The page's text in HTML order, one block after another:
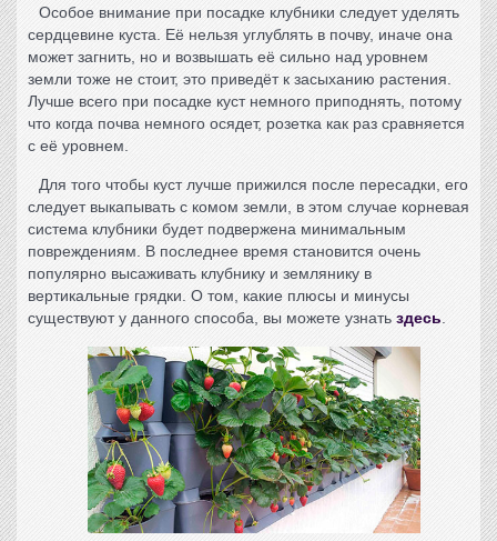
Особое внимание при посадке клубники следует уделять
сердцевине куста. Её нельзя углублять в почву, иначе она
может загнить, но и возвышать её сильно над уровнем
земли тоже не стоит, это приведёт к засыханию растения.
Лучше всего при посадке куст немного приподнять, потому
что когда почва немного осядет, розетка как раз сравняется
с её уровнем.
Для того чтобы куст лучше прижился после пересадки, его
следует выкапывать с комом земли, в этом случае корневая
система клубники будет подвержена минимальным
повреждениям. В последнее время становится очень
популярно высаживать клубнику и землянику в
вертикальные грядки. О том, какие плюсы и минусы
существуют у данного способа, вы можете узнать здесь